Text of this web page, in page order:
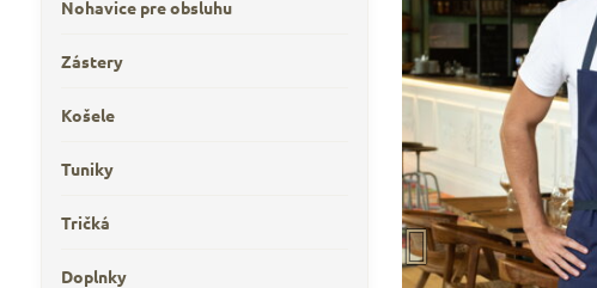
Nohavice pre obsluhu
Zástery
Košele
Tuniky
Tričká
Doplnky